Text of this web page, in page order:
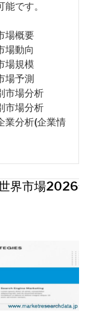
です。
場概要
場動向
場規模
場予測
市場分析
市場分析
業分析(企業情
界市場2026年